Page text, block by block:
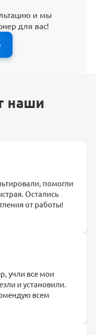
и мы
для вас!
наши
помогли
Остались
от работы!
учли все мои
и установили.
всем